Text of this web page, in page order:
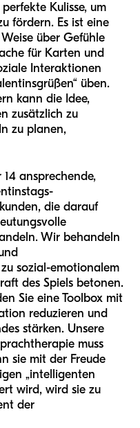
Kulisse, um
fördern. Es ist eine
über Gefühle
für Karten und
Interaktionen
üben.
kann die Idee,
zusätzlich zu
zu planen,
ansprechende,
die darauf
Wir behandeln
sozial-emotionalem
des Spiels betonen.
Sie eine Toolbox mit
reduzieren und
stärken. Unsere
muss
sie mit der Freude
„intelligenten
wird, wird sie zu
der